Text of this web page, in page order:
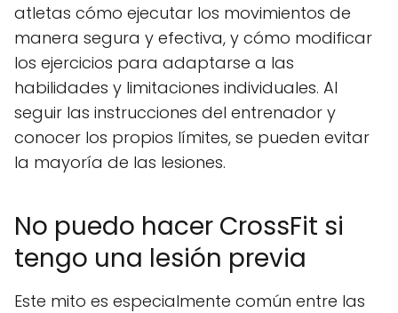
atletas cómo ejecutar los movimientos de
manera segura y efectiva, y cómo modificar
los ejercicios para adaptarse a las
habilidades y limitaciones individuales. Al
seguir las instrucciones del entrenador y
conocer los propios límites, se pueden evitar
la mayoría de las lesiones.
No puedo hacer CrossFit si
tengo una lesión previa
Este mito es especialmente común entre las